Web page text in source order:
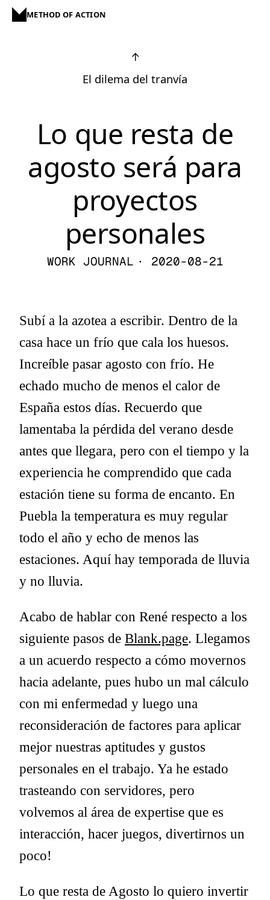
METHOD OF ACTION
↑
El dilema del tranvía
Lo que resta de
agosto será para
proyectos
personales
WORK JOURNAL · 2020-08-21
Subí a la azotea a escribir. Dentro de la
casa hace un frío que cala los huesos.
Increíble pasar agosto con frío. He
echado mucho de menos el calor de
España estos días. Recuerdo que
lamentaba la pérdida del verano desde
antes que llegara, pero con el tiempo y la
experiencia he comprendido que cada
estación tiene su forma de encanto. En
Puebla la temperatura es muy regular
todo el año y echo de menos las
estaciones. Aquí hay temporada de lluvia
y no lluvia.
Acabo de hablar con René respecto a los
siguiente pasos de Blank.page. Llegamos
a un acuerdo respecto a cómo movernos
hacia adelante, pues hubo un mal cálculo
con mi enfermedad y luego una
reconsideración de factores para aplicar
mejor nuestras aptitudes y gustos
personales en el trabajo. Ya he estado
trasteando con servidores, pero
volvemos al área de expertise que es
interacción, hacer juegos, divertirnos un
poco!
Lo que resta de Agosto lo quiero invertir